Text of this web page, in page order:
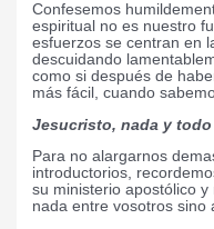
Confesemos
espiritual no es nuestro
esfuerzos se centran en
descuidando
como si después de
más fácil, cuando
Jesucristo, nada y todo
Para no alargarnos
introductorios,
su ministerio apostólico
nada entre vosotros sino